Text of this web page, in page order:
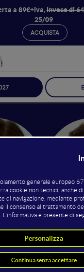
a 89€+iva,invece di
25/09
ACQUISTA